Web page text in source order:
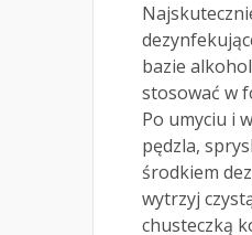
bazie
stosować w
Po umyciu i
pędzla,
środkiem
wytrzyj
chusteczką